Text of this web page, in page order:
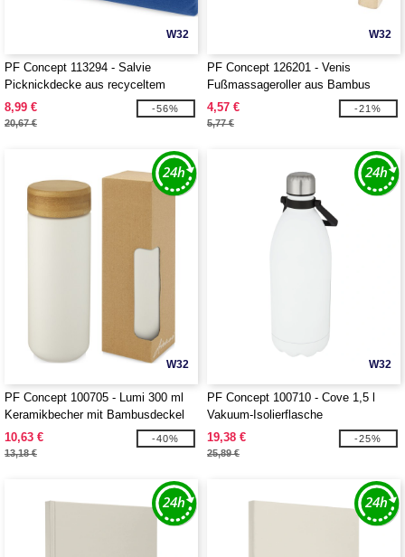
W32
PF Concept 113294 - Salvie
Picknickdecke aus recyceltem
Kunststoff
8,99 €
20,67 €
-56%
W32
PF Concept 126201 - Venis
Fußmassageroller aus Bambus
4,57 €
5,77 €
-21%
W32
PF Concept 100705 - Lumi 300 ml
Keramikbecher mit Bambusdeckel
10,63 €
13,18 €
-40%
W32
PF Concept 100710 - Cove 1,5 l
Vakuum-Isolierflasche
19,38 €
25,89 €
-25%